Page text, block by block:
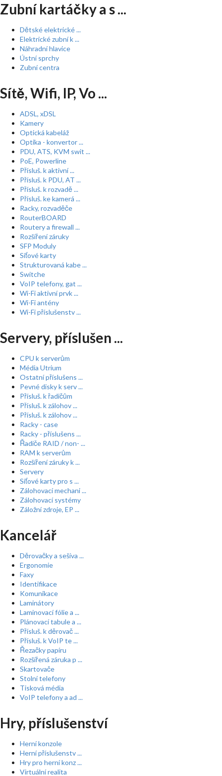
Zubní kartáčky a s ...
Dětské elektrické ...
Elektrické zubní k ...
Náhradní hlavice
Ústní sprchy
Zubní centra
Sítě, Wifi, IP, Vo ...
ADSL, xDSL
Kamery
Optická kabeláž
Optika - konvertor ...
PDU, ATS, KVM swit ...
PoE, Powerline
Přísluš. k aktivní ...
Přísluš. k PDU, AT ...
Přísluš. k rozvadě ...
Přísluš. ke kamerá ...
Racky, rozvaděče
RouterBOARD
Routery a firewall ...
Rozšíření záruky
SFP Moduly
Síťové karty
Strukturovaná kabe ...
Switche
VoIP telefony, gat ...
Wi-Fi aktivní prvk ...
Wi-Fi antény
Wi-Fi příslušenstv ...
Servery, příslušen ...
CPU k serverům
Média Utrium
Ostatní příslušens ...
Pevné disky k serv ...
Přísluš. k řadičům
Přísluš. k zálohov ...
Přísluš. k zálohov ...
Racky - case
Racky - příslušens ...
Řadiče RAID / non- ...
RAM k serverům
Rozšíření záruky k ...
Servery
Síťové karty pro s ...
Zálohovací mechani ...
Zálohovací systémy
Záložní zdroje, EP ...
Kancelář
Děrovačky a sešíva ...
Ergonomie
Faxy
Identifikace
Komunikace
Laminátory
Laminovací fólie a ...
Plánovací tabule a ...
Přísluš. k děrovač ...
Přísluš. k VoIP te ...
Řezačky papíru
Rozšířená záruka p ...
Skartovače
Stolní telefony
Tisková média
VoIP telefony a ad ...
Hry, příslušenství
Herní konzole
Herní příslušenstv ...
Hry pro herní konz ...
Virtuální realita